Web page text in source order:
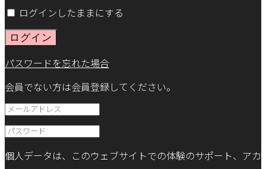
ログインしたままにする
ログイン
パスワードを忘れた場合
会員でない方は会員登録してください。
個人データは、このウェブサイトでの体験のサポート、アカ